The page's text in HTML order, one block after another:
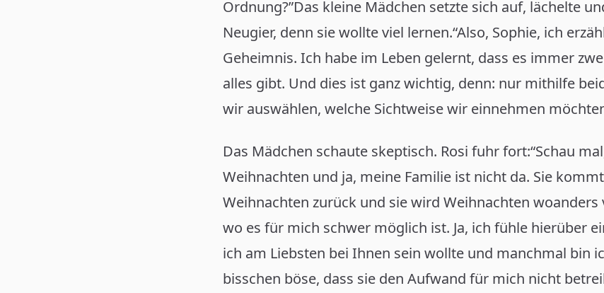
Ordnung?”Das kleine Mädchen setzte sich auf, lächelte
Neugier, denn sie wollte viel lernen.“Also, Sophie, ich
Geheimnis. Ich habe im Leben gelernt, dass es immer
alles gibt. Und dies ist ganz wichtig, denn: nur mithilfe
wir auswählen, welche Sichtweise wir einnehmen
Das Mädchen schaute skeptisch. Rosi fuhr fort:“Schau
Weihnachten und ja, meine Familie ist nicht da. Sie
Weihnachten zurück und sie wird Weihnachten
wo es für mich schwer möglich ist. Ja, ich fühle hierüber
ich am Liebsten bei Ihnen sein wollte und manchmal bin
bisschen böse, dass sie den Aufwand für mich nicht